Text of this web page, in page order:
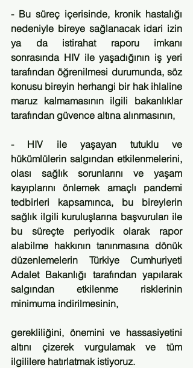
- Bu süreç içerisinde, kronik hastalığı
nedeniyle bireye sağlanacak idari izin
ya da istirahat raporu imkanı
sonrasında HIV ile yaşadığının iş yeri
tarafından öğrenilmesi durumunda, söz
konusu bireyin herhangi bir hak ihlaline
maruz kalmamasının ilgili bakanlıklar
tarafından güvence altına alınmasının,
- HIV ile yaşayan tutuklu ve
hükümlülerin salgından etkilenmelerini,
olası sağlık sorunlarını ve yaşam
kayıplarını önlemek amaçlı pandemi
tedbirleri kapsamınca, bu bireylerin
sağlık ilgili kuruluşlarına başvuruları ile
bu süreçte periyodik olarak rapor
alabilme hakkının tanınmasına dönük
düzenlemelerin Türkiye Cumhuriyeti
Adalet Bakanlığı tarafından yapılarak
salgından etkilenme risklerinin
minimuma indirilmesinin,
gerekliliğini, önemini ve hassasiyetini
altını çizerek vurgulamak ve tüm
ilgililere hatırlatmak istiyoruz.